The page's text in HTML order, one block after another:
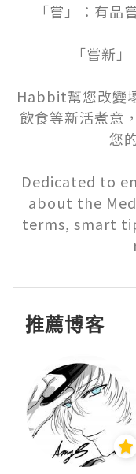
「嘗」：有品
「嘗新
Habbit幫您改變
飲食等新活煮意
您
Dedicated to
about the
terms, smart
推薦博客